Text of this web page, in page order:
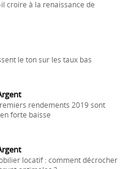
croire à la renaissance de
le ton sur les taux bas
rendements 2019 sont
forte baisse
locatif : comment décrocher